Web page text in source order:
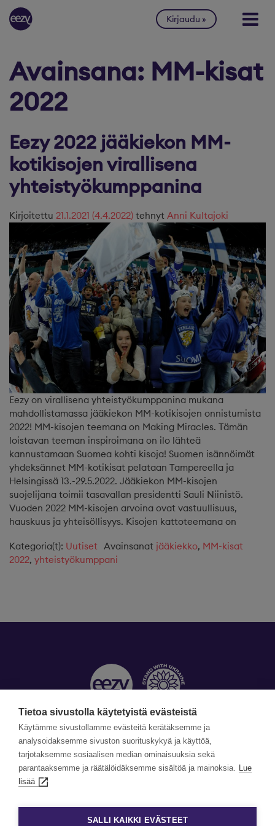
Siirry sisältöön
Kirjaudu
Avainsana: MM-kisat
2022
Eezy 2022 jääkiekon MM-
kotikisojen virallisena
yhteistyökumppanina
Kirjoitettu 21.1.2021 (4.4.2022) tehnyt Anni Kultajoki
Eezy on virallisena yhteistyökumppanina mukana
mahdollistamassa jääkiekon MM-kotikisojen onnistumista
2022! MM-kisojen teemana on Making Miracles. Tämän
loistavan teeman inspiroimana on ilo lähteä
kannustamaan Suomea kohti kisoja! Suomen isännöimät
yhdeksännet MM-kotikisat pelataan Tampereella ja
Helsingissä 13.-29.5.2022. Jääkiekon MM-kisojen
suojelijana toimii tasavallan presidentti Sauli Niinistö.
Vuoden 2022 MM-kisojen arvoina ovat vastuullisuus,
hauskuus ja yhteisöllisyys. Kisojen kattoteemana on
Kategoria(t): Uutiset Avainsanat jääkiekko, MM-kisat
2022, yhteistyökumppani
Yhteystiedot »
©Copyright Eezy 2026
Tietosuojaselosteet
Evästekäytäntö
Tietoa sivustolla käytetyistä evästeistä
Käytämme sivustollamme evästeitä kerätäksemme ja
analysoidaksemme sivuston suorituskykyä ja käyttöä,
tarjotaksemme sosiaalisen median ominaisuuksia sekä
parantaaksemme ja räätälöidäksemme sisältöä ja mainoksia. Lue
lisää
SALLI KAIKKI EVÄSTEET